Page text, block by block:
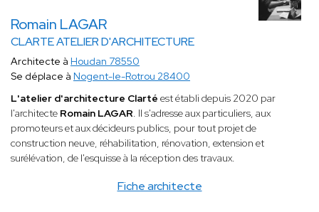
Romain LAGAR
CLARTE ATELIER D'ARCHITECTURE
Fiche architecte
Architecte à Houdan 78550
Se déplace à Nogent-le-Rotrou 28400
L'atelier d'architecture Clarté est établi depuis 2020 par
l'architecte Romain LAGAR. Il s'adresse aux particuliers, aux
promoteurs et aux décideurs publics, pour tout projet de
construction neuve, réhabilitation, rénovation, extension et
surélévation, de l'esquisse à la réception des travaux.